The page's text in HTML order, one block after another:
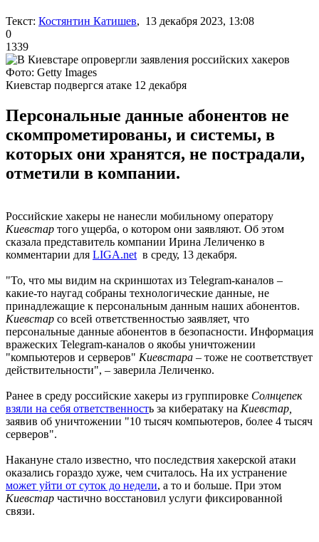
Текст: Костянтин Катишев, 13 декабря 2023, 13:08
0
1339
Фото: Getty Images
Киевстар подвергся атаке 12 декабря
Персональные данные абонентов не
скомпрометированы, и системы, в
которых они хранятся, не пострадали,
отметили в компании.
Российские хакеры не нанесли мобильному оператору
Киевстар того ущерба, о котором они заявляют. Об этом
сказала представитель компании Ирина Леличенко в
комментарии для LIGA.net в среду, 13 декабря.
"То, что мы видим на скриншотах из Telegram-каналов –
какие-то наугад собраны технологические данные, не
принадлежащие к персональным данным наших абонентов.
Киевстар со всей ответственностью заявляет, что
персональные данные абонентов в безопасности. Информация
вражеских Telegram-каналов о якобы уничтожении
"компьютеров и серверов" Киевстара – тоже не соответствует
действительности", – заверила Леличенко.
Ранее в среду российские хакеры из группировке Солнцепек
взяли на себя ответственность за кибератаку на Киевстар,
заявив об уничтожении "10 тысяч компьютеров, более 4 тысяч
серверов".
Накануне стало известно, что последствия хакерской атаки
оказались гораздо хуже, чем считалось. На их устранение
может уйти от суток до недели, а то и больше. При этом
Киевстар частично восстановил услуги фиксированной
связи.